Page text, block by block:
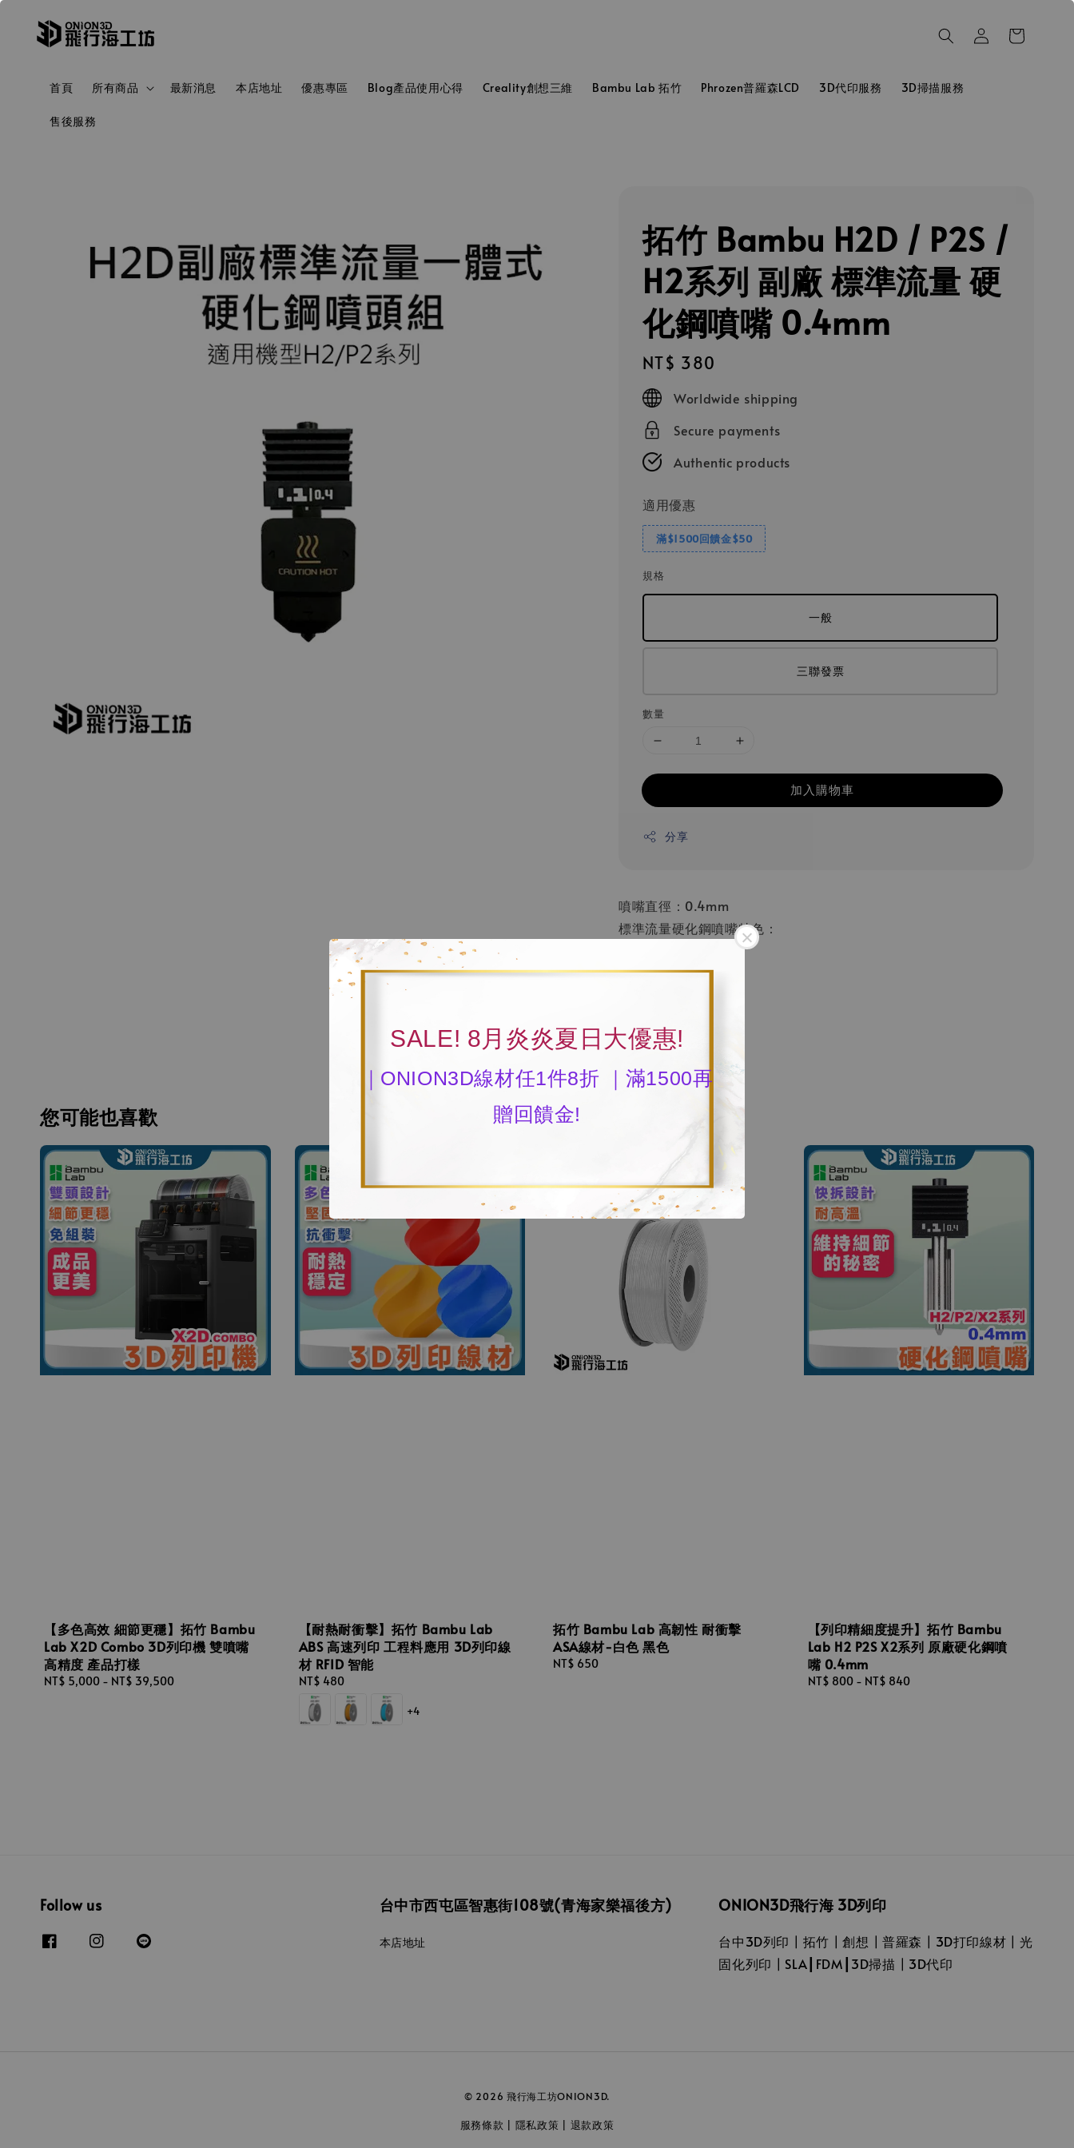
SALE! 8月炎炎夏日大優惠!
｜ONION3D線材任1件8折 ｜滿1500再
贈回饋金!
首頁 所有商品 最新消息 本店地址 優惠專區 Blog產品使用心得 Creality創想三維 Bambu Lab 拓竹 Phrozen普羅森LCD 3D代印服務 3D掃描服務
售後服務
拓竹 Bambu H2D / P2S /
H2系列 副廠 標準流量 硬
化鋼噴嘴 0.4mm
Regular
price
NT$ 380
Worldwide shipping
Secure payments
Authentic products
適用優惠
滿$1500回饋金$50
規格
一般
三聯發票
數量
加入購物車
分享
噴嘴直徑：0.4mm
標準流量硬化鋼噴嘴特色：
2.高耐熱性
您可能也喜歡
【多色高效 細節更穩】拓竹 Bambu
Lab X2D Combo 3D列印機 雙噴嘴
高精度 產品打樣
Regular
NT$ 5,000 - NT$ 39,500
【耐熱耐衝擊】拓竹 Bambu Lab
ABS 高速列印 工程料應用 3D列印線
材 RFID 智能
Regular
price
NT$ 480
+4
拓竹 Bambu Lab 高韌性 耐衝擊
ASA線材-白色 黑色
Regular
NT$ 650
【列印精細度提升】拓竹 Bambu
Lab H2 P2S X2系列 原廠硬化鋼噴
嘴 0.4mm
Regular
NT$ 800- NT$ 840
Follow us 台中市西屯區智惠街108號(青海家樂福後方)
本店地址
ONION3D飛行海 3D列印
台中3D列印┃拓竹┃創想┃普羅森┃3D打印線材┃光
固化列印┃SLA┃FDM┃3D掃描┃3D代印
© 2026 飛行海工坊ONION3D.
服務條款 隱私政策 退款政策